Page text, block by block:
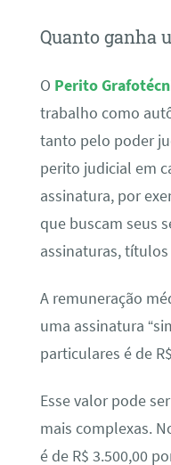
Quanto ganha
O Perito
trabalho como
tanto pelo poder
perito judicial em
assinatura, por
que buscam seus
assinaturas,
A remuneração
uma assinatura
particulares é de
Esse valor pode
mais complexas.
é de R$ 3.500,00